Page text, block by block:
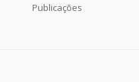
Publicações